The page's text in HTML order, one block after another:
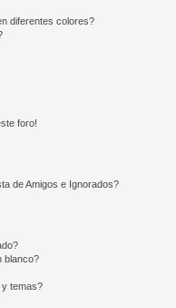
diferentes colores?
foro!
de Amigos e Ignorados?
blanco?
temas?